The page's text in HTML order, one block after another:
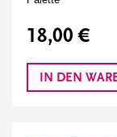
18,00 €
IN DEN